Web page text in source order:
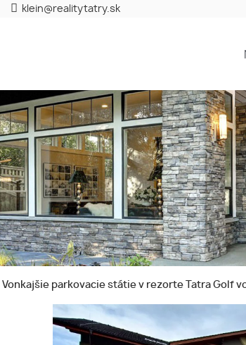
klein@realitytatry.sk
Vonkajšie parkovacie státie v rezorte Tatra Golf